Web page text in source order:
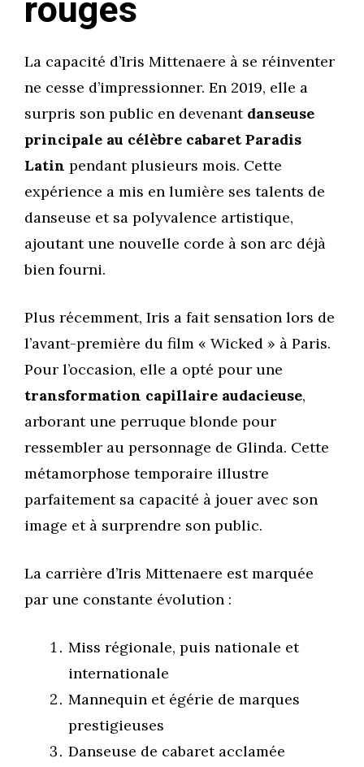
rouges
La capacité d’Iris Mittenaere à se réinventer
ne cesse d’impressionner. En 2019, elle a
surpris son public en devenant danseuse
principale au célèbre cabaret Paradis
Latin pendant plusieurs mois. Cette
expérience a mis en lumière ses talents de
danseuse et sa polyvalence artistique,
ajoutant une nouvelle corde à son arc déjà
bien fourni.
Plus récemment, Iris a fait sensation lors de
l’avant-première du film « Wicked » à Paris.
Pour l’occasion, elle a opté pour une
transformation capillaire audacieuse,
arborant une perruque blonde pour
ressembler au personnage de Glinda. Cette
métamorphose temporaire illustre
parfaitement sa capacité à jouer avec son
image et à surprendre son public.
La carrière d’Iris Mittenaere est marquée
par une constante évolution :
Miss régionale, puis nationale et
internationale
Mannequin et égérie de marques
prestigieuses
Danseuse de cabaret acclamée